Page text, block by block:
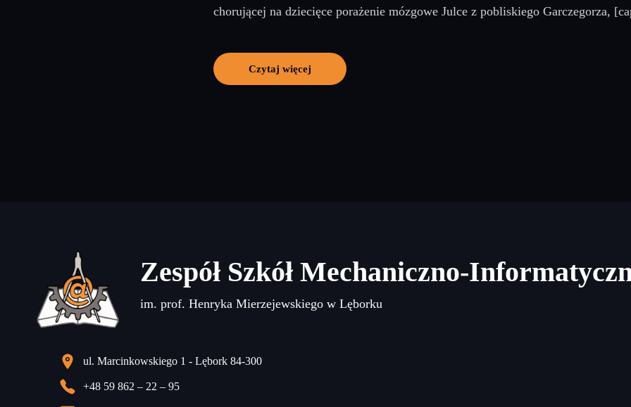
chorującej na dziecięce porażenie mózgowe Julce z pobliskiego Garczegorza,
Czytaj więcej
Zespół Szkół Mechaniczno-
im. prof. Henryka Mierzejewskiego w Lęborku
ul. Marcinkowskiego 1 - Lębork 84-300
+48 59 862 – 22 – 95